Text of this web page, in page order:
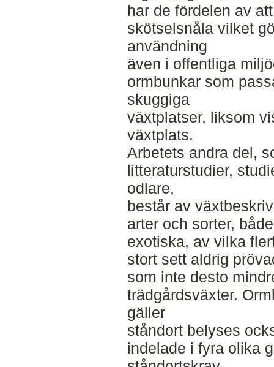
har de fördelen av
skötselsnåla vilket
användning
även i offentliga
ormbunkar som
skuggiga
växtplatser, liksom
växtplats.
Arbetets andra del,
litteraturstudier,
odlare,
består av
arter och sorter,
exotiska, av vilka
stort sett aldrig
som inte desto
trädgårdsväxter.
gäller
ståndort belyses
indelade i fyra olika